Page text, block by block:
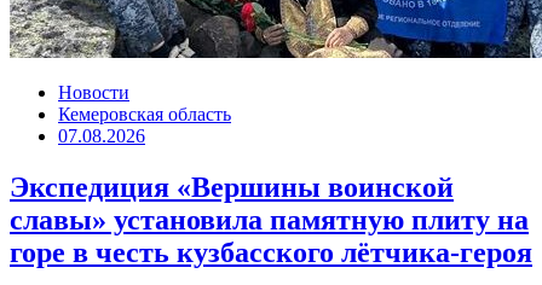
Новости
Кемеровская область
07.08.2026
Экспедиция «Вершины воинской
славы» установила памятную плиту на
горе в честь кузбасского лётчика-героя